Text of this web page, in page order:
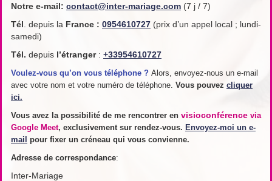
Notre e-mail: contact@inter-mariage.com (7 j / 7)
Tél . depuis la France : 0954610727 (prix d’un appel local ; lundi-
samedi)
Tél. depuis l’étranger: +33954610727
Voulez-vous qu’on vous téléphone ? Alors, envoyez-nous un e-mail
avec votre nom et votre numéro de téléphone. Vous pouvez cliquer
ici.
Vous avez la possibilité de me rencontrer en visioconférence via
Google Meet, exclusivement sur rendez-vous. Envoyez-moi un e-
mail pour fixer un créneau qui vous convienne.
Adresse de correspondance:
Inter-Mariage